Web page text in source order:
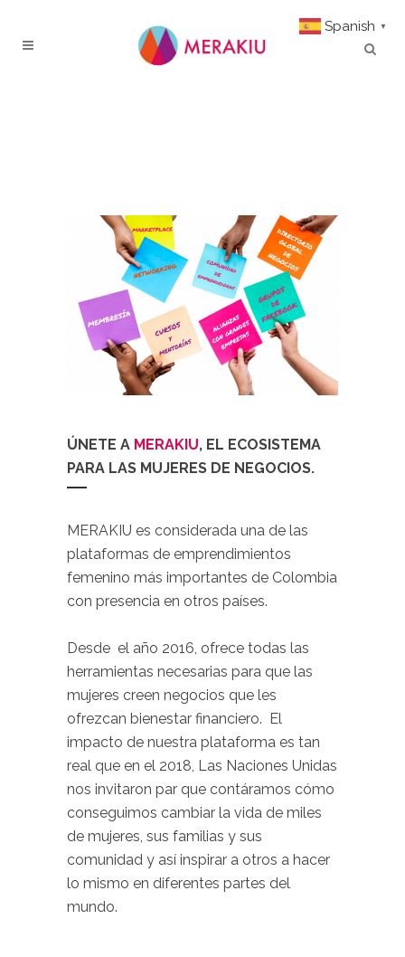
ÚNETE A MERAKIU, EL ECOSISTEMA
PARA LAS MUJERES DE NEGOCIOS.
MERAKIU es considerada una de las
plataformas de emprendimientos
femenino más importantes de Colombia
con presencia en otros países.
Desde el año 2016, ofrece todas las
herramientas necesarias para que las
mujeres creen negocios que les
ofrezcan bienestar financiero. El
impacto de nuestra plataforma es tan
real que en el 2018, Las Naciones Unidas
nos invitaron par que contáramos cómo
conseguimos cambiar la vida de miles
de mujeres, sus familias y sus
comunidad y así inspirar a otros a hacer
lo mismo en diferentes partes del
mundo.
Spanish ▼